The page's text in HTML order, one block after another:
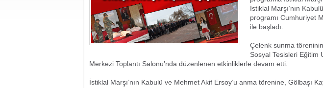
İstiklal Marşı’nın
programı Cumhuriyet
ile başladı.
Çelenk sunma
Sosyal Tesisleri Eğitim
Merkezi Toplantı Salonu’nda düzenlenen etkinliklerle devam etti.
İstiklal Marşı’nın Kabulü ve Mehmet Akif Ersoy’u anma törenine, Gölbaşı